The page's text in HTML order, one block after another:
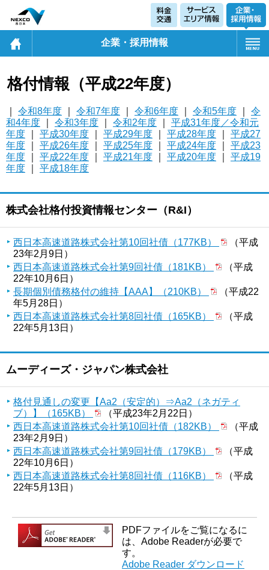
企業・採用情報
格付情報（平成22年度）
令和8年度 令和7年度 令和6年度 令和5年度
令
和4年度
令和3年度 令和2年度
平成31年度／令和元
年度
平成30年度 平成29年度 平成28年度
平成27
年度
平成26年度 平成25年度 平成24年度
平成23
年度
平成22年度 平成21年度 平成20年度
平成19
年度
平成18年度
株式会社格付投資情報センター（R&I）
西日本高速道路株式会社第10回社債（177KB）
（平成
23年2月9日）
西日本高速道路株式会社第9回社債（181KB）
（平成
22年10月6日）
長期個別債務格付の維持【AAA】（210KB）
（平成22
年5月28日）
西日本高速道路株式会社第8回社債（165KB）
（平成
22年5月13日）
ムーディーズ・ジャパン株式会社
格付見通しの変更【Aa2（安定的）⇒Aa2（ネガティ
ブ）】（165KB）
（平成23年2月22日）
西日本高速道路株式会社第10回社債（182KB）
（平成
23年2月9日）
西日本高速道路株式会社第9回社債（179KB）
（平成
22年10月6日）
西日本高速道路株式会社第8回社債（116KB）
（平成
22年5月13日）
PDFファイルをご覧になるに
は、Adobe Readerが必要で
す。
Adobe Reader ダウンロード